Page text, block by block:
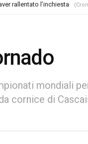
rallentato l’inchiesta
mondiali
cornice di